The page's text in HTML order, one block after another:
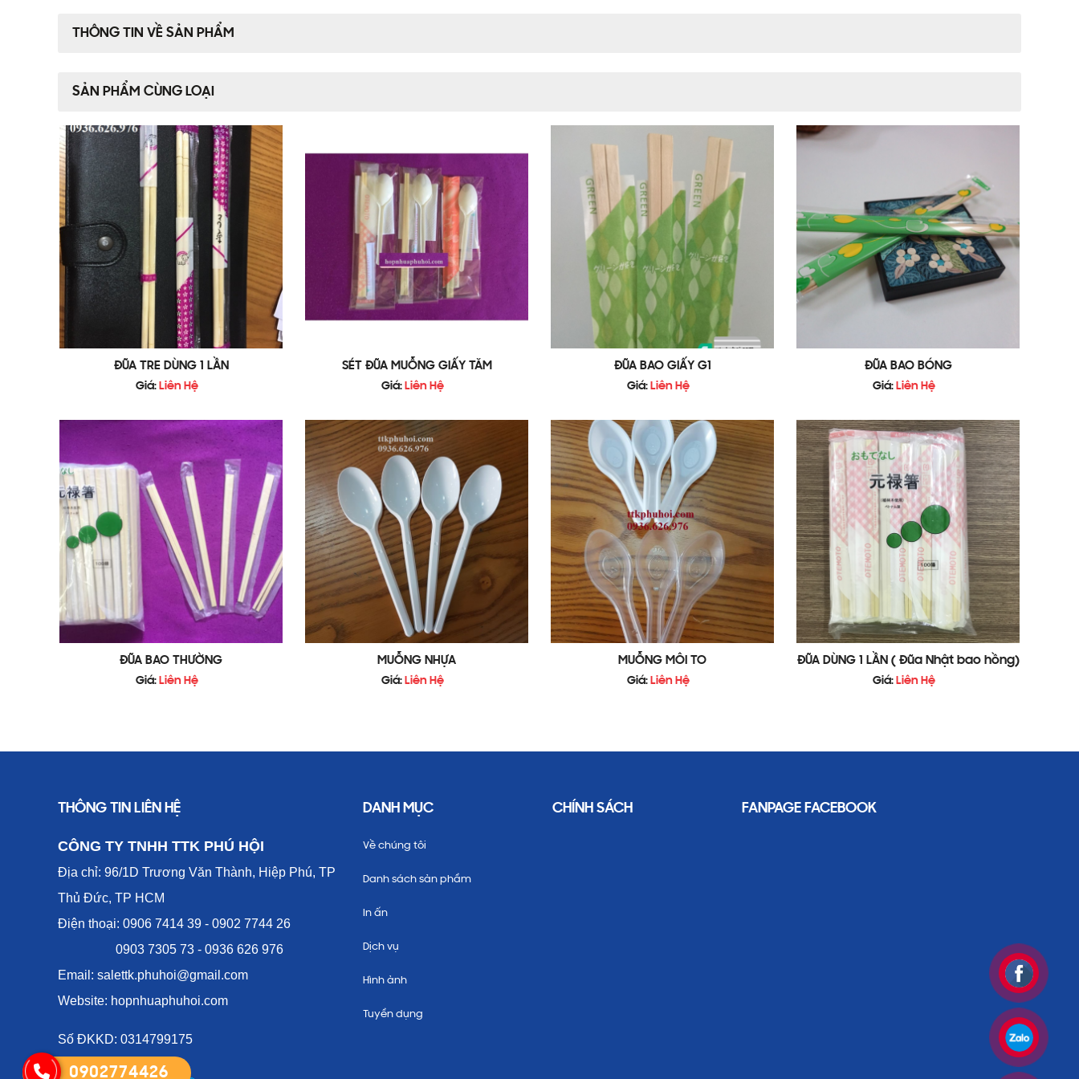
THÔNG TIN VỀ SẢN PHẨM
SẢN PHẨM CÙNG LOẠI
ĐŨA TRE DÙNG 1 LẦN
Giá: Liên Hệ
SÉT ĐŨA MUỖNG GIẤY TĂM
Giá: Liên Hệ
ĐŨA BAO GIẤY G1
Giá: Liên Hệ
ĐŨA BAO BÓNG
Giá: Liên Hệ
ĐŨA BAO THƯỜNG
Giá: Liên Hệ
MUỖNG NHỰA
Giá: Liên Hệ
MUỖNG MÔI TO
Giá: Liên Hệ
ĐŨA DÙNG 1 LẦN ( Đũa Nhật bao hồng)
Giá: Liên Hệ
THÔNG TIN LIÊN HỆ
CÔNG TY TNHH TTK PHÚ HỘI
Địa chỉ: 96/1D Trương Văn Thành, Hiệp Phú, TP
Thủ Đức, TP HCM
Điện thoại: 0906 7414 39 - 0902 7744 26
0903 7305 73 - 0936 626 976
Email: salettk.phuhoi@gmail.com
Website: hopnhuaphuhoi.com
Số ĐKKD: 0314799175
DANH MỤC
Về chúng tôi
Danh sách sản phẩm
In ấn
Dịch vụ
Hình ảnh
Tuyển dụng
CHÍNH SÁCH FANPAGE FACEBOOK
0902774426